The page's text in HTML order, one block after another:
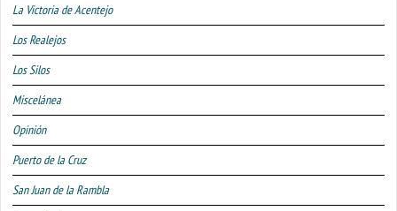
La Victoria de Acentejo
Los Realejos
Los Silos
Miscelánea
Opinión
Puerto de la Cruz
San Juan de la Rambla